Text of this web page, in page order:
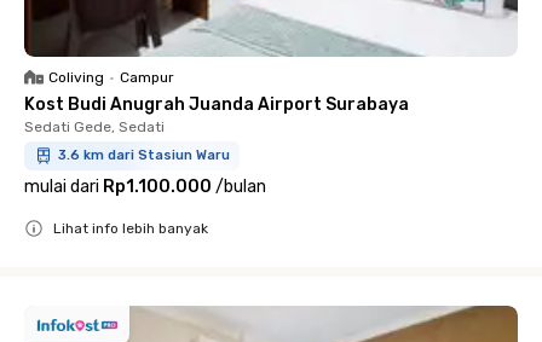
Coliving • Campur
Kost Budi Anugrah Juanda Airport Surabaya
Sedati Gede, Sedati
3.6 km dari Stasiun Waru
mulai dari Rp1.100.000 /bulan
Lihat info lebih banyak